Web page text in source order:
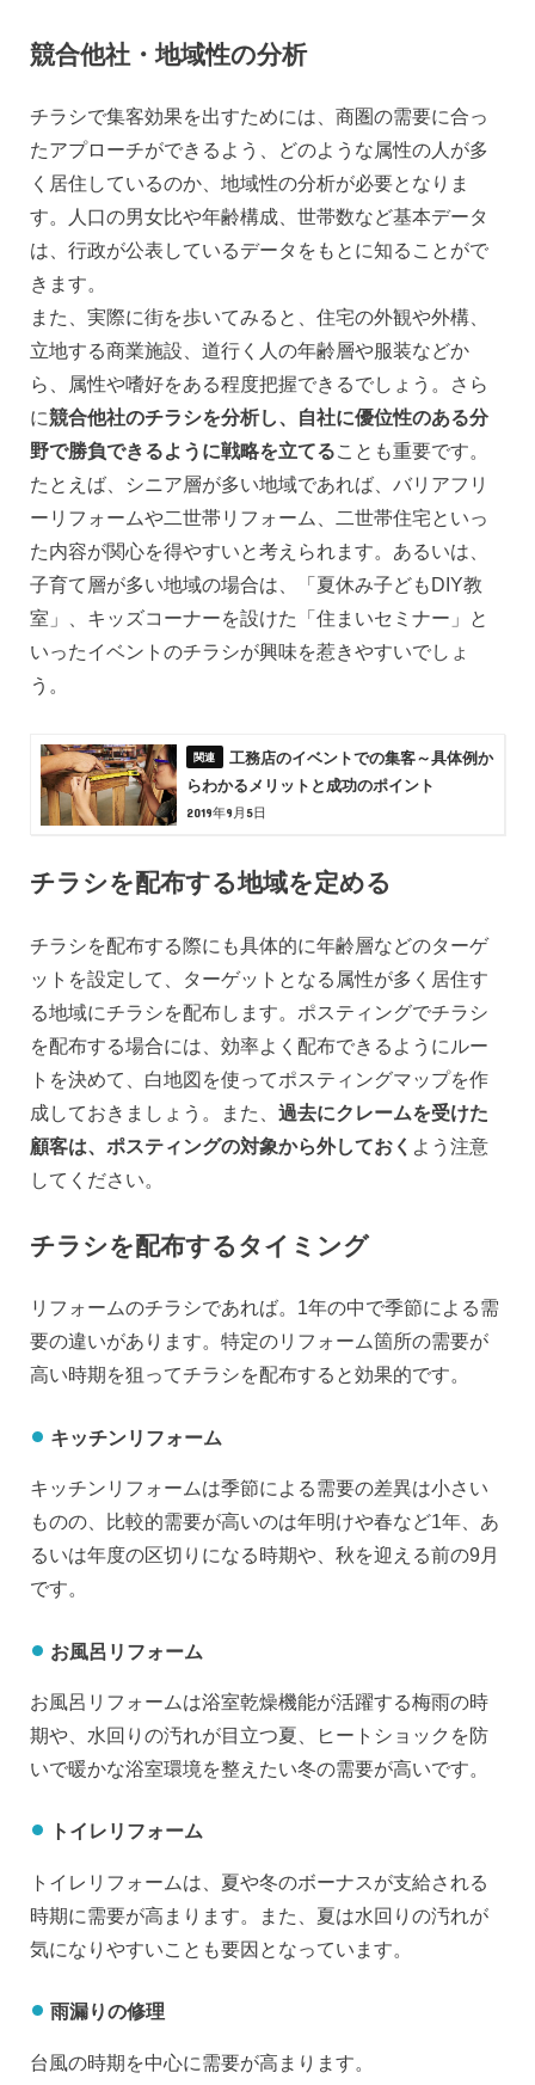
競合他社・地域性の分析
チラシで集客効果を出すためには、商圏の需要に合っ
たアプローチができるよう、どのような属性の人が多
く居住しているのか、地域性の分析が必要となりま
す。人口の男女比や年齢構成、世帯数など基本データ
は、行政が公表しているデータをもとに知ることがで
きます。
また、実際に街を歩いてみると、住宅の外観や外構、
立地する商業施設、道行く人の年齢層や服装などか
ら、属性や嗜好をある程度把握できるでしょう。さら
に競合他社のチラシを分析し、自社に優位性のある分
野で勝負できるように戦略を立てることも重要です。
たとえば、シニア層が多い地域であれば、バリアフリ
ーリフォームや二世帯リフォーム、二世帯住宅といっ
た内容が関心を得やすいと考えられます。あるいは、
子育て層が多い地域の場合は、「夏休み子どもDIY教
室」、キッズコーナーを設けた「住まいセミナー」と
いったイベントのチラシが興味を惹きやすいでしょ
う。
工務店のイベントでの集客～具体例か
らわかるメリットと成功のポイント
2019年9月5日
チラシを配布する地域を定める
チラシを配布する際にも具体的に年齢層などのターゲ
ットを設定して、ターゲットとなる属性が多く居住す
る地域にチラシを配布します。ポスティングでチラシ
を配布する場合には、効率よく配布できるようにルー
トを決めて、白地図を使ってポスティングマップを作
成しておきましょう。また、過去にクレームを受けた
顧客は、ポスティングの対象から外しておく よう注意
してください。
チラシを配布するタイミング
リフォームのチラシであれば。1年の中で季節による需
要の違いがあります。特定のリフォーム箇所の需要が
高い時期を狙ってチラシを配布すると効果的です。
キッチンリフォーム
キッチンリフォームは季節による需要の差異は小さい
ものの、比較的需要が高いのは年明けや春など1年、あ
るいは年度の区切りになる時期や、秋を迎える前の9月
です。
お風呂リフォーム
お風呂リフォームは浴室乾燥機能が活躍する梅雨の時
期や、水回りの汚れが目立つ夏、ヒートショックを防
いで暖かな浴室環境を整えたい冬の需要が高いです。
トイレリフォーム
トイレリフォームは、夏や冬のボーナスが支給される
時期に需要が高まります。また、夏は水回りの汚れが
気になりやすいことも要因となっています。
雨漏りの修理
台風の時期を中心に需要が高まります。